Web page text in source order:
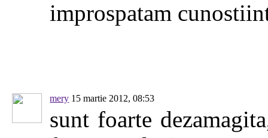
improspatam
mery 15 martie 2012, 08:53
sunt foarte